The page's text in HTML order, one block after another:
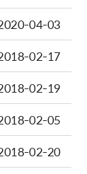
04-03
02-17
02-19
02-05
02-20